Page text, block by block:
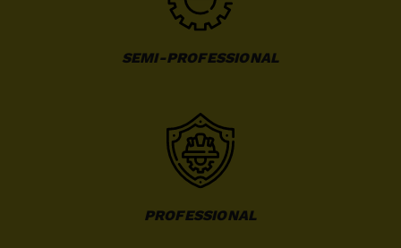
SEMI-PROFESSIONAL
PROFESSIONAL